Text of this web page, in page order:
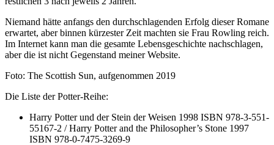
Niemand hätte anfangs den durchschlagenden Erfolg dieser Romane
erwartet, aber binnen kürzester Zeit machten sie Frau Rowling reich.
Im Internet kann man die gesamte Lebensgeschichte nachschlagen,
aber die ist nicht Gegenstand meiner Website.
Foto: The Scottish Sun, aufgenommen 2019
Die Liste der Potter-Reihe:
Harry Potter und der Stein der Weisen 1998 ISBN 978-3-551-
55167-2 / Harry Potter and the Philosopher’s Stone 1997
ISBN 978-0-7475-3269-9